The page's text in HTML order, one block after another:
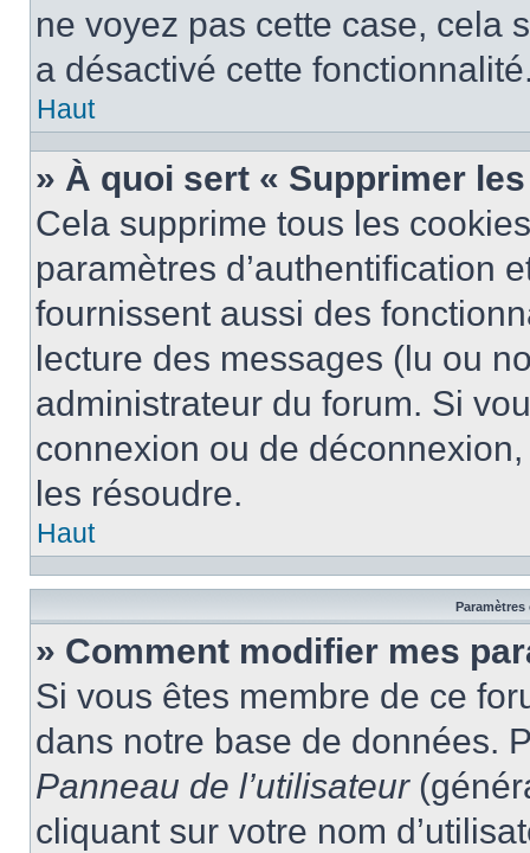
ne voyez pas cette case, cela
a désactivé cette
Haut
» À quoi sert « Supprimer
Cela supprime tous les
paramètres d’authentification
fournissent aussi des
lecture des messages (lu ou
administrateur du forum. Si
connexion ou de
les résoudre.
Haut
Paramètres
» Comment modifier mes
Si vous êtes membre de ce
dans notre base de données.
Panneau de l’utilisateur
cliquant sur votre nom